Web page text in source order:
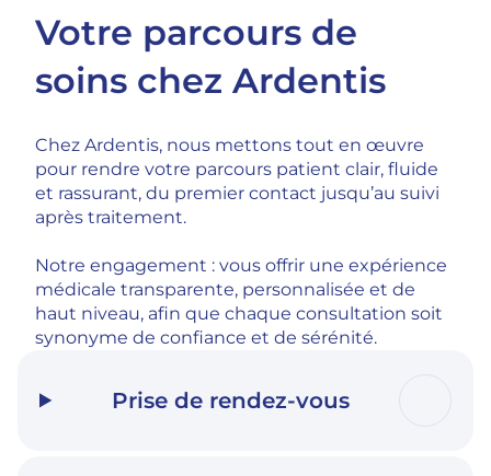
Votre parcours de
soins chez Ardentis
Chez Ardentis, nous mettons tout en œuvre
pour rendre votre parcours patient clair, fluide
et rassurant, du premier contact jusqu’au suivi
après traitement.
Notre engagement : vous offrir une expérience
médicale transparente, personnalisée et de
haut niveau, afin que chaque consultation soit
synonyme de confiance et de sérénité.
Prise de rendez-vous